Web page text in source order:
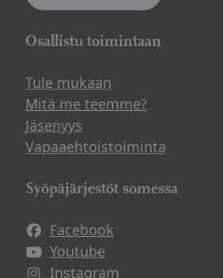
Osallistu toimintaan
Tule mukaan
Mitä me teemme?
Jäsenyys
Vapaaehtoistoiminta
Syöpäjärjestöt somessa
Facebook
Avautuu uuteen ikkunaan
Youtube
Avautuu uuteen ikkunaan
Instagram